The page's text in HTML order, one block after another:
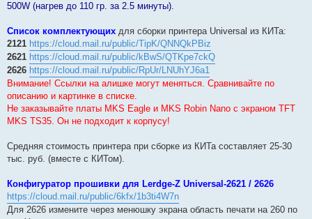
500W (нагрев до 110 гр. за 2.5 минуты).
Список комплектующих для сборки принтера Universal из КИТа:
2121 https://cloud.mail.ru/public/TipK/QNNQkPBiz
2621 https://cloud.mail.ru/public/kBwS/QTKpe7ckQ
2626 https://cloud.mail.ru/public/RpUr/LNUhYJ6a1
Внимание! Ссылки на алишке могут меняться. Сравнивайте по
описанию и картинке в списке.
Не заказывайте платы MKS Eagle и MKS Robin Nano с экраном TFT
MKS TS35. Он не подходит к корпусу!
Средняя стоимость принтера при сборке из КИТа составляет 25-30
тыс. руб. (вместе с КИТом).
Конфигуратор прошивки для Lerdge-Z Universal-2621 / 2626
https://cloud.mail.ru/public/6kfx/1b3ti4W7n
Для 2626 измените через менюшку экрана область печати на 260 по